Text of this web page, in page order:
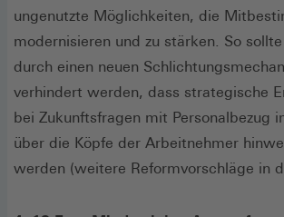
ungenutzte Möglichkeiten, die
modernisieren und zu stärken. So
durch einen neuen
verhindert werden, dass strategische
bei Zukunftsfragen mit Personalbezug
über die Köpfe der Arbeitnehmer
werden (weitere Reformvorschläge in